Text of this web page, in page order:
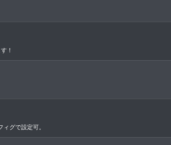
！
グで設定可。